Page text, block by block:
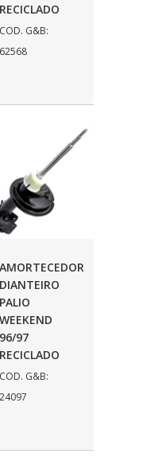
RECICLADO
COD. G&B:
62568
AMORTECEDOR
DIANTEIRO
PALIO
WEEKEND
96/97
RECICLADO
COD. G&B:
24097